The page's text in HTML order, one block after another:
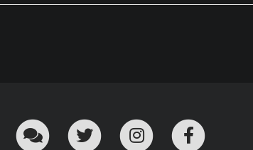
canal en Telegram!
Oink! TV Charla con nosotros en Telegram
Twitter Instagram